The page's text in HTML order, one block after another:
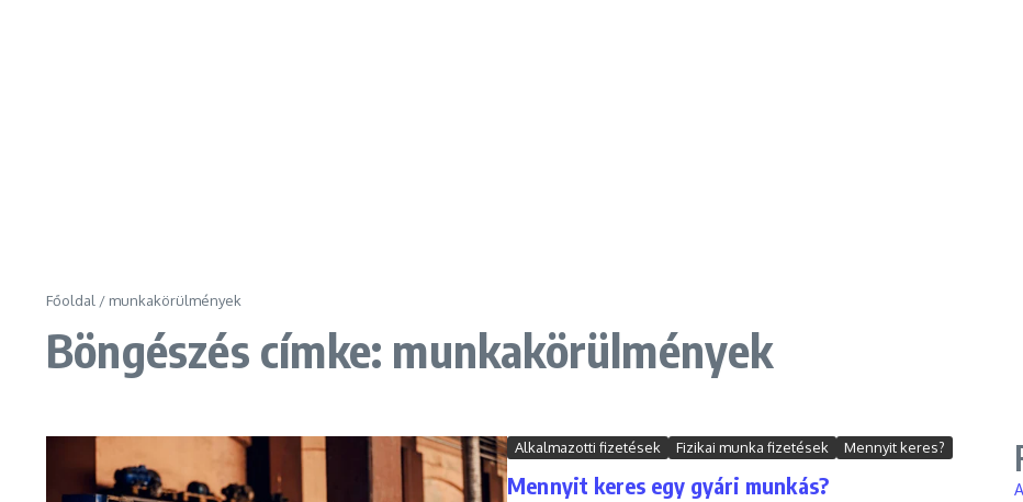
Főoldal / munkakörülmények
Böngészés címke: munkakörülmények
Alkalmazotti fizetések Fizikai munka fizetések Mennyit keres?
Mennyit keres egy gyári munkás?